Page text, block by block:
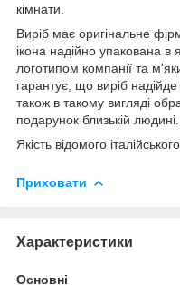
кімнати.
Виріб має оригінальне
ікона надійно упакована в
логотипом компанії та
гарантує, що виріб
також в такому вигляді
подарунок близькій людині.
Якість відомого
Приховати
Характеристики
Основні